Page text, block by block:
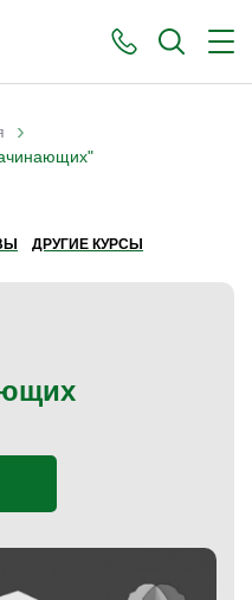
›
ДРУГИЕ КУРСЫ